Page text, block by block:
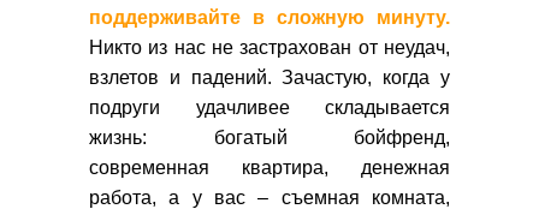
поддерживайте в сложную минуту.
Никто из нас не застрахован от неудач,
взлетов и падений. Зачастую, когда у
подруги удачливее складывается
жизнь: богатый бойфренд,
современная квартира, денежная
работа, а у вас – съемная комната,